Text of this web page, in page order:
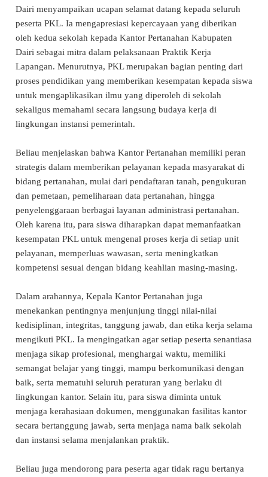
Dairi menyampaikan ucapan selamat datang kepada seluruh
peserta PKL. Ia mengapresiasi kepercayaan yang diberikan
oleh kedua sekolah kepada Kantor Pertanahan Kabupaten
Dairi sebagai mitra dalam pelaksanaan Praktik Kerja
Lapangan. Menurutnya, PKL merupakan bagian penting dari
proses pendidikan yang memberikan kesempatan kepada siswa
untuk mengaplikasikan ilmu yang diperoleh di sekolah
sekaligus memahami secara langsung budaya kerja di
lingkungan instansi pemerintah.
Beliau menjelaskan bahwa Kantor Pertanahan memiliki peran
strategis dalam memberikan pelayanan kepada masyarakat di
bidang pertanahan, mulai dari pendaftaran tanah, pengukuran
dan pemetaan, pemeliharaan data pertanahan, hingga
penyelenggaraan berbagai layanan administrasi pertanahan.
Oleh karena itu, para siswa diharapkan dapat memanfaatkan
kesempatan PKL untuk mengenal proses kerja di setiap unit
pelayanan, memperluas wawasan, serta meningkatkan
kompetensi sesuai dengan bidang keahlian masing-masing.
Dalam arahannya, Kepala Kantor Pertanahan juga
menekankan pentingnya menjunjung tinggi nilai-nilai
kedisiplinan, integritas, tanggung jawab, dan etika kerja selama
mengikuti PKL. Ia mengingatkan agar setiap peserta senantiasa
menjaga sikap profesional, menghargai waktu, memiliki
semangat belajar yang tinggi, mampu berkomunikasi dengan
baik, serta mematuhi seluruh peraturan yang berlaku di
lingkungan kantor. Selain itu, para siswa diminta untuk
menjaga kerahasiaan dokumen, menggunakan fasilitas kantor
secara bertanggung jawab, serta menjaga nama baik sekolah
dan instansi selama menjalankan praktik.
Beliau juga mendorong para peserta agar tidak ragu bertanya